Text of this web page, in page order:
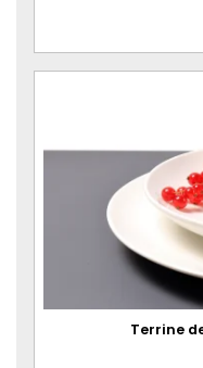
Terrine